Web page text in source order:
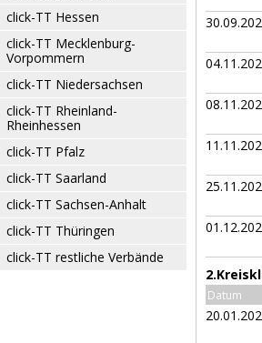
click-TT Hessen
click-TT Mecklenburg-
Vorpommern
click-TT Niedersachsen
click-TT Rheinland-
Rheinhessen
click-TT Pfalz
click-TT Saarland
click-TT Sachsen-Anhalt
click-TT Thüringen
click-TT restliche Verbände
Datum